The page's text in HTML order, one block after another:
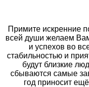
Примите искренние
всей души желаем
и успехов во
стабильностью и
будут близкие
сбываются самые
год приносит